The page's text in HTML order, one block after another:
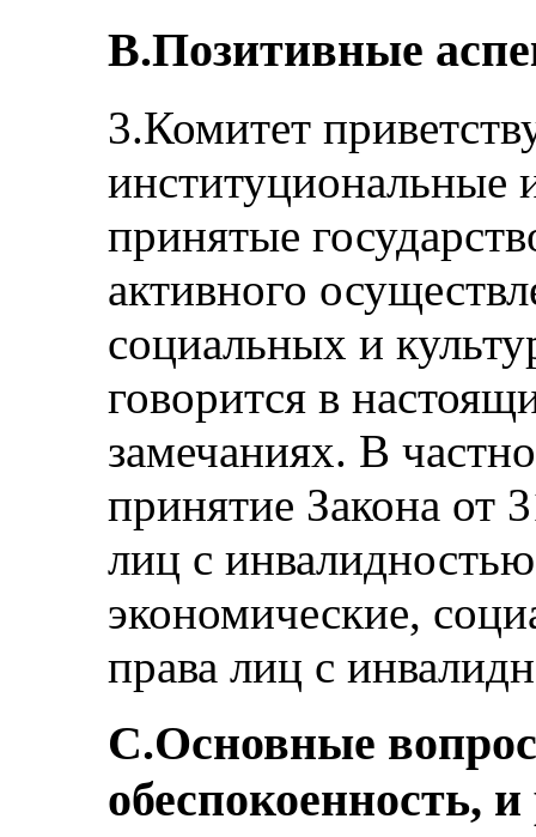
B.Позитивные
3.Комитет
институциональные
принятые
активного
социальных и
говорится в
замечаниях. В
принятие Закона от
лиц с
экономические,
права лиц с
C.Основные
обеспокоенность,